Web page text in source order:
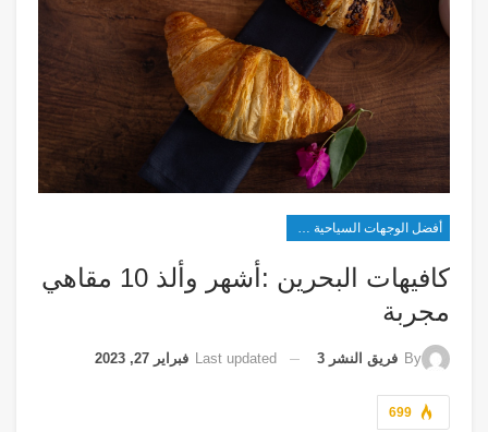
أفضل الوجهات السياحية في غرب آسيا
كافيهات البحرين :أشهر وألذ 10 مقاهي
مجربة
By فريق النشر 3 Last updated فبراير 27, 2023
699